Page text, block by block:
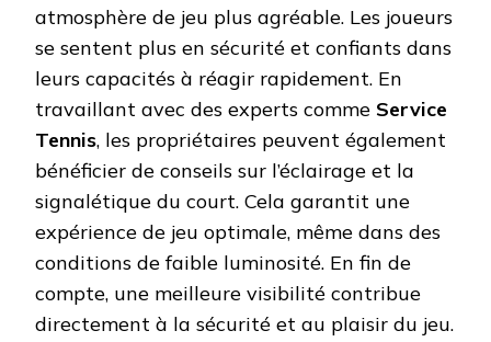
atmosphère de jeu plus agréable. Les joueurs
se sentent plus en sécurité et confiants dans
leurs capacités à réagir rapidement. En
travaillant avec des experts comme Service
Tennis, les propriétaires peuvent également
bénéficier de conseils sur l’éclairage et la
signalétique du court. Cela garantit une
expérience de jeu optimale, même dans des
conditions de faible luminosité. En fin de
compte, une meilleure visibilité contribue
directement à la sécurité et au plaisir du jeu.